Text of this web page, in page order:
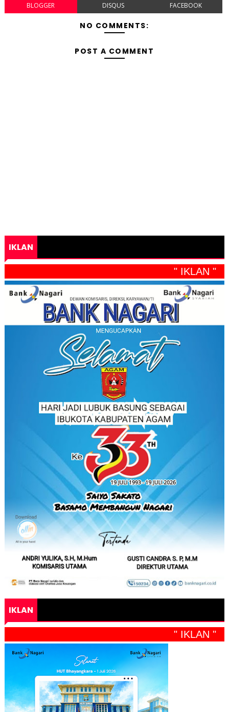
BLOGGER DISQUS FACEBOOK
NO COMMENTS:
POST A COMMENT
IKLAN
" IKLAN "
IKLAN
" IKLAN "